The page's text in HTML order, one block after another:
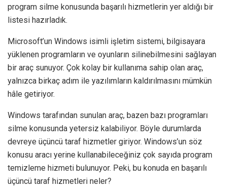
program silme konusunda başarılı hizmetlerin yer aldığı bir
listesi hazırladık.
Microsoft’un Windows isimli işletim sistemi, bilgisayara
yüklenen programların ve oyunların silinebilmesini sağlayan
bir araç sunuyor. Çok kolay bir kullanıma sahip olan araç,
yalnızca birkaç adım ile yazılımların kaldırılmasını mümkün
hâle getiriyor.
Windows tarafından sunulan araç, bazen bazı programları
silme konusunda yetersiz kalabiliyor. Böyle durumlarda
devreye üçüncü taraf hizmetler giriyor. Windows’un söz
konusu aracı yerine kullanabileceğiniz çok sayıda program
temizleme hizmeti bulunuyor. Peki, bu konuda en başarılı
üçüncü taraf hizmetleri neler?